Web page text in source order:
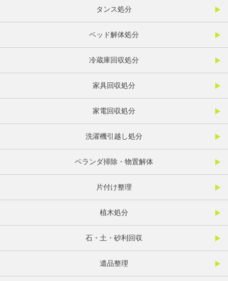
タンス処分
ベッド解体処分
冷蔵庫回収処分
家具回収処分
家電回収処分
洗濯機引越し処分
ベランダ掃除・物置解体
片付け整理
植木処分
石・土・砂利回収
遺品整理